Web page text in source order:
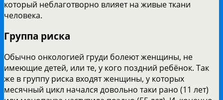
который неблаготворно влияет на живые ткани
человека.
Группа риска
Обычно онкологией груди болеют женщины, не
имеющие детей, или те, у кого поздний ребёнок. Так
же в группу риска входят женщины, у которых
месячный цикл начался довольно таки рано (11 лет)